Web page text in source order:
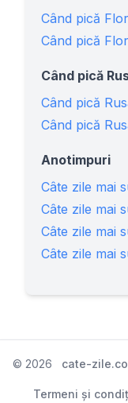
Când pică
Când pică
Când pică
Când pică
Când pică
Anotimpuri
Câte zile mai
Câte zile mai
Câte zile mai
Câte zile mai
© 2026 cate-
Termeni și